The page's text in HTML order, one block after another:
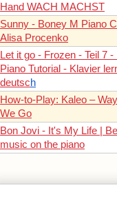
Hand WACH MACHST
Sunny - Boney M Piano
Alisa Procenko
Let it go - Frozen - Teil 7 -
Piano Tutorial - Klavier
deutsch
How-to-Play: Kaleo –
We Go
Bon Jovi - It's My Life |
music on the piano